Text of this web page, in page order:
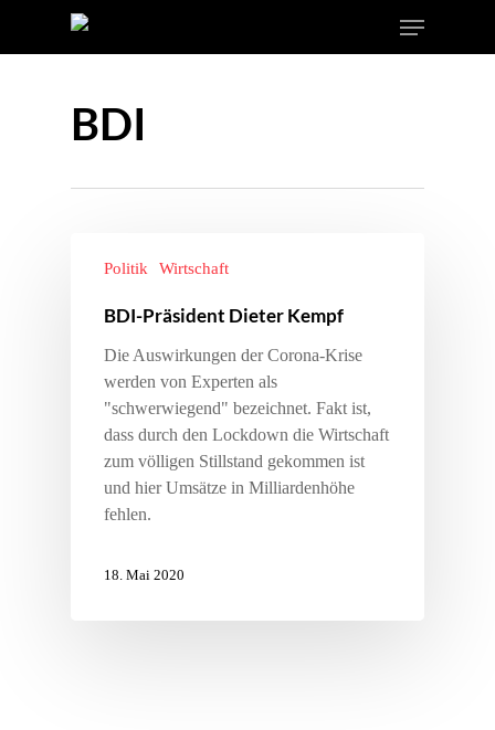
BDI
Politik Wirtschaft
BDI-Präsident Dieter Kempf
Die Auswirkungen der Corona-Krise
werden von Experten als
"schwerwiegend" bezeichnet. Fakt ist,
dass durch den Lockdown die Wirtschaft
zum völligen Stillstand gekommen ist
und hier Umsätze in Milliardenhöhe
fehlen.
18. Mai 2020